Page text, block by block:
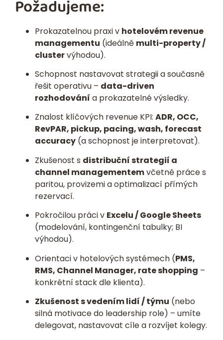
Požadujeme:
Prokazatelnou praxi v hotelovém revenue
managementu (ideálně multi-property /
clustervýhodou).
Schopnost nastavovat strategii a současně
řešit operativu – data-driven
rozhodování a prokazatelné výsledky.
Znalost klíčových revenue KPI: ADR, OCC,
RevPAR, pickup, pacing, wash, forecast
accuracy (a schopnost je interpretovat).
Zkušenost s distribuční strategií a
channel managementemvčetně práce s
paritou, provizemi a optimalizací přímých
rezervací.
Pokročilou práci v Excelu / Google Sheets
(modelování, kontingenční tabulky; BI
výhodou).
Orientaci v hotelových systémech (PMS,
RMS, Channel Manager, rate shopping –
konkrétní stack dle klienta).
Zkušenost s vedením lidí / týmu (nebo
silná motivace do leadership role) – umíte
delegovat, nastavovat cíle a rozvíjet kolegy.